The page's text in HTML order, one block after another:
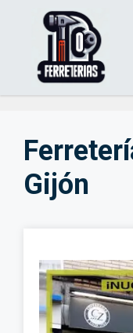
Gijón